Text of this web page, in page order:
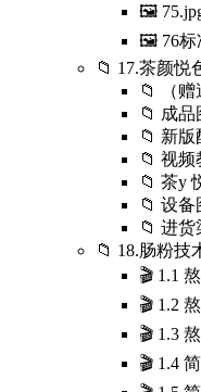
🖼️
🖼️ 76标
📁 17.茶颜悦
📁 （
📁 成品
📁 新版
📁 视频
📁 茶y
📁 设
📁 进货
📁 18.肠粉技
🎬 1.1
🎬 1.2
🎬 1.3
🎬 1.4